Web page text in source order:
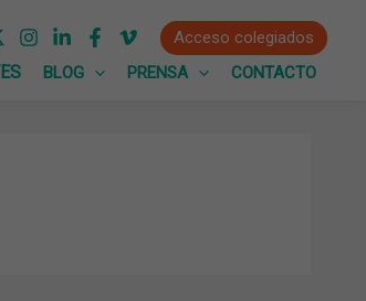
Acceso colegiados
BLOG PRENSA CONTACTO